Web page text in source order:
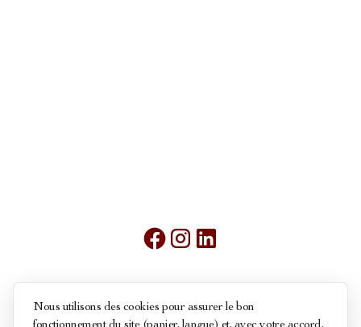
Conditions générales de ventes
Nous utilisons des cookies pour assurer le bon